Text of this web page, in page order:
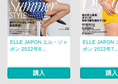
ELLE JAPON エル・ジャ
ポン 2022年8...
購入
ELLE JAPON
ポン 2022年7...
購入